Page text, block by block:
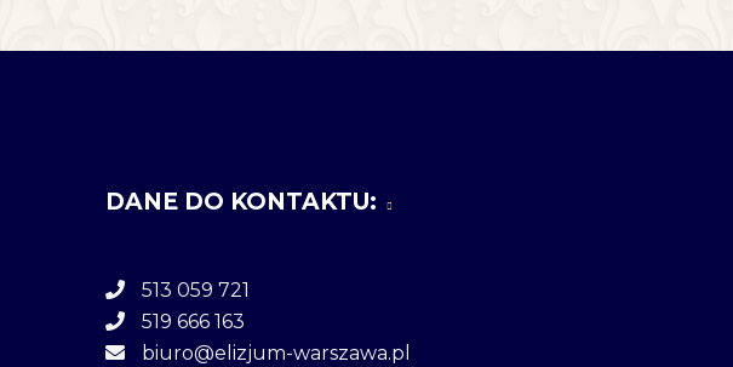
DANE DO KONTAKTU:
513 059 721
519 666 163
biuro@elizjum-warszawa.pl